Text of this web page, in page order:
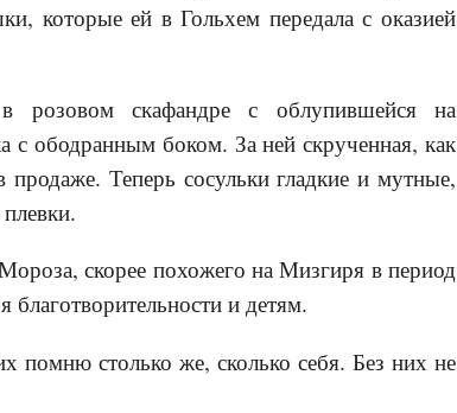
которые ей в Гольхем передала с оказией
розовом скафандре с облупившейся на
с ободранным боком. За ней скрученная, как
продаже. Теперь сосульки гладкие и мутные,
скорее похожего на Мизгиря в период
благотворительности и детям.
помню столько же, сколько себя. Без них не